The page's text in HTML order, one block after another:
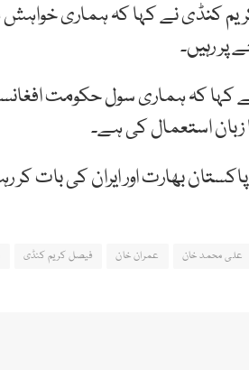
کنڈی نے کہا کہ ہماری
رہیں۔
کہا کہ ہماری سول حکومت
استعمال کی ہے۔
بھارت اور ایران کی بات کر
علی محمد خان عمران خان فیصل کریم کنڈی